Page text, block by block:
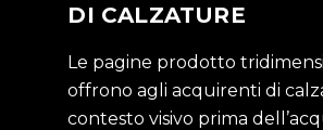
DI CALZATURE
Le pagine prodotto
offrono agli acquirenti di
contesto visivo prima